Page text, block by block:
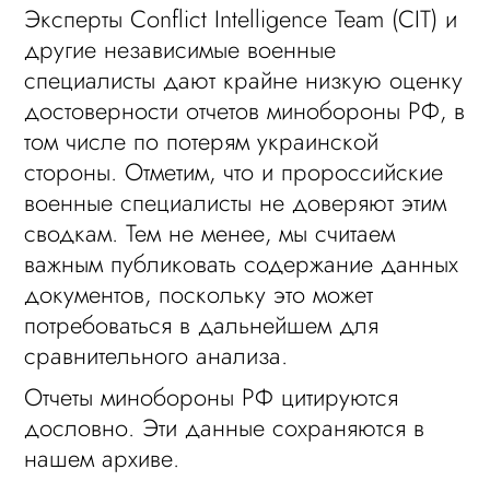
Эксперты Conflict Intelligence Team (CIT) и
другие независимые военные
специалисты дают крайне низкую оценку
достоверности отчетов минобороны РФ, в
том числе по потерям украинской
стороны. Отметим, что и пророссийские
военные специалисты не доверяют этим
сводкам. Тем не менее, мы считаем
важным публиковать содержание данных
документов, поскольку это может
потребоваться в дальнейшем для
сравнительного анализа.
Отчеты минобороны РФ цитируются
дословно. Эти данные сохраняются в
нашем архиве.